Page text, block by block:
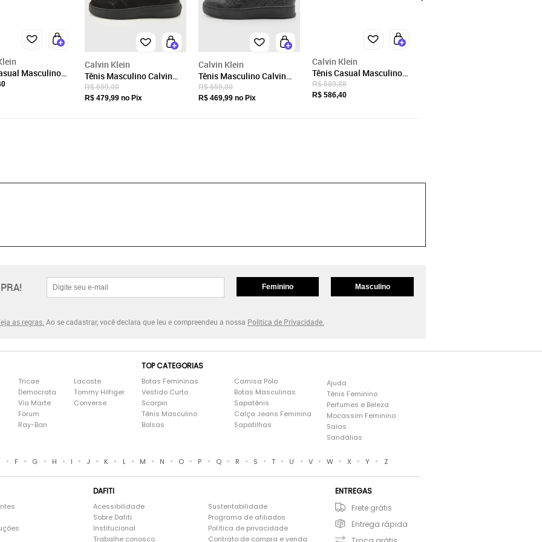
Preto
Masculino
Court Branco
Calvin Klein
Tênis Masculino Calvin
Klein Chunky Preto
R$ 699,00
R$ 479,99 no Pix
Calvin Klein
Tênis Masculino Calvin
Klein Matelassê Preto
R$ 659,00
R$ 469,99 no Pix
Calvin Klein
Tênis Casual Masculino
Calvin Klein Court Off
White
R$ 689,88
R$ 586,40
Feminino Masculino
as regras. Ao se cadastrar, você declara que leu e compreendeu a nossa Política de Privacidade.
Tricae
Democrata
Via Marte
Forum
Ray-Ban
Lacoste
Tommy Hilfiger
Converse
TOP CATEGORIAS
Botas Femininas
Vestido Curto
Scarpin
Tênis Masculino
Bolsas
Camisa Polo
Botas Masculinas
Sapatênis
Calça Jeans Feminina
Sapatilhas
Ajuda
Tênis Feminino
Perfumes e Beleza
Mocassim Feminino
Saias
Sandálias
• F • G • H • I • J • K • L • M • N • O • P • Q • R • S • T • U • V • W • X • Y • Z
DAFITI
Acessibilidade
Sobre Dafiti
Institucional
Trabalhe conosco
Sustentabilidade
Programa de afiliados
Política de privacidade
Contrato de compra e venda
ENTREGAS
Frete grátis
Entrega rápida